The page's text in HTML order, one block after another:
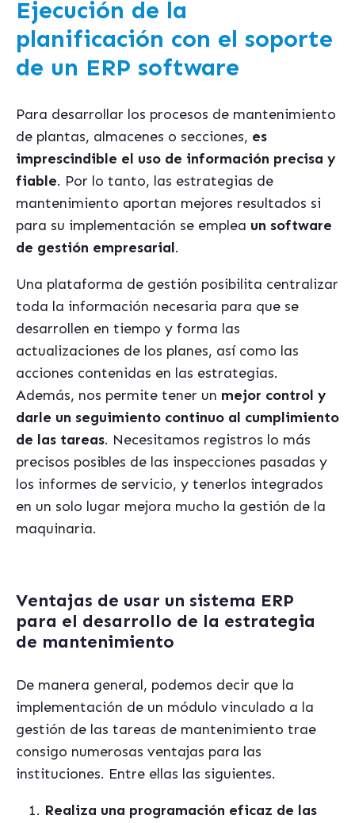
Ejecución de la
planificación con el soporte
de un ERP software
Para desarrollar los procesos de mantenimiento
de plantas, almacenes o secciones, es
imprescindible el uso de información precisa y
fiable. Por lo tanto, las estrategias de
mantenimiento aportan mejores resultados si
para su implementación se emplea un software
de gestión empresarial.
Una plataforma de gestión posibilita centralizar
toda la información necesaria para que se
desarrollen en tiempo y forma las
actualizaciones de los planes, así como las
acciones contenidas en las estrategias.
Además, nos permite tener un mejor control y
darle un seguimiento continuo al cumplimiento
de las tareas. Necesitamos registros lo más
precisos posibles de las inspecciones pasadas y
los informes de servicio, y tenerlos integrados
en un solo lugar mejora mucho la gestión de la
maquinaria.
Ventajas de usar un sistema ERP
para el desarrollo de la estrategia
de mantenimiento
De manera general, podemos decir que la
implementación de un módulo vinculado a la
gestión de las tareas de mantenimiento trae
consigo numerosas ventajas para las
instituciones. Entre ellas las siguientes.
Realiza una programación eficaz de las